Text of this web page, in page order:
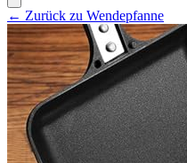
← Zurück zu Wendepfanne